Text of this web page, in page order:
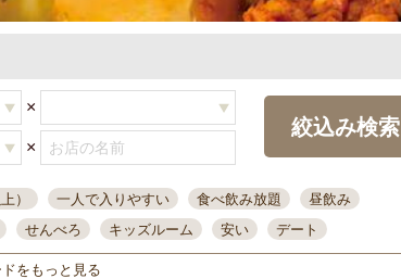
×
×
絞込み検索
） 一人で入りやすい 食べ飲み放題
昼飲み
せんべろ キッズルーム 安い
デート
誕生日 大人数
をもっと見る